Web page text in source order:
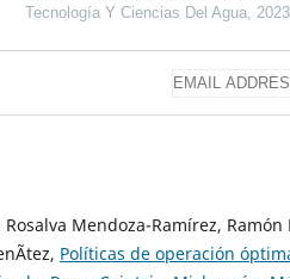
geográfica
Tecnología Y Ciencias Del Agua, 2023
Mendoza-Ramírez,
Políticas de operación